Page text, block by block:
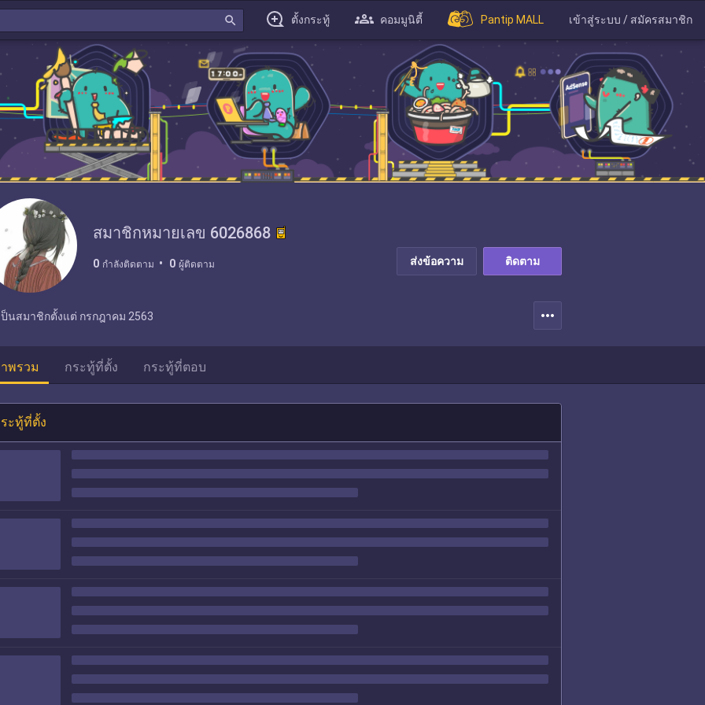
search ตั้งกระทู้ คอมมูนิตี้ Pantip MALL เข้าสู่ระบบ / สมัครสมาชิก
สมาชิกหมายเลข 6026868
0 กำลังติดตาม 0 ผู้ติดตาม ส่งข้อความ ติดตาม
ป็นสมาชิกตั้งแต่ กรกฎาคม 2563 more_horiz
พรวม กระทู้ที่ตั้ง กระทู้ที่ตอบ
ะทู้ที่ตั้ง